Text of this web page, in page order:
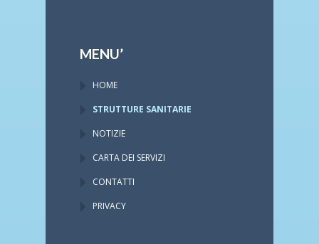
MENU’
HOME
STRUTTURE SANITARIE
NOTIZIE
CARTA DEI SERVIZI
CONTATTI
PRIVACY